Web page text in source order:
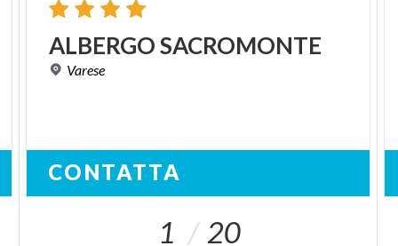
ALBERGOSACROMONTE
Varese
CONTATTA
1 20